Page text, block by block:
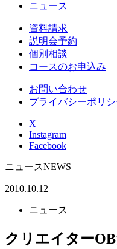
ニュース
資料請求
説明会予約
個別相談
コースのお申込み
お問い合わせ
プライバシーポリシ
X
Instagram
Facebook
ニュースNEWS
2010.10.12
ニュース
クリエイター